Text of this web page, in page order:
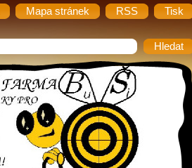
Mapa stránek RSS Tisk